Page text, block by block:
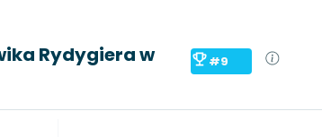
Rydygiera w
#9